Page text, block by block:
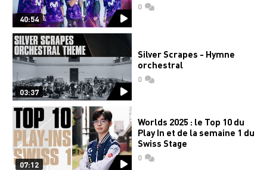
40:54
0commentaires
03:37
Silver Scrapes - Hymne
orchestral
0commentaires
07:12
Worlds 2025 : le Top 10 du
Play In et de la semaine 1 du
Swiss Stage
0commentaires